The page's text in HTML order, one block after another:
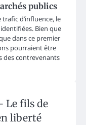
publics
d’influence, le
Bien que
dans ce premier
pourraient être
des contrevenants
Le fils de
liberté